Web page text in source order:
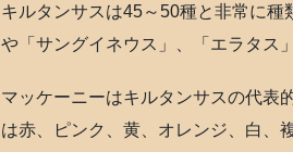
キルタンサスは45～50種と非常に種
や「サングイネウス」、「エラタス
マッケーニーはキルタンサスの代表
は赤、ピンク、黄、オレンジ、白、